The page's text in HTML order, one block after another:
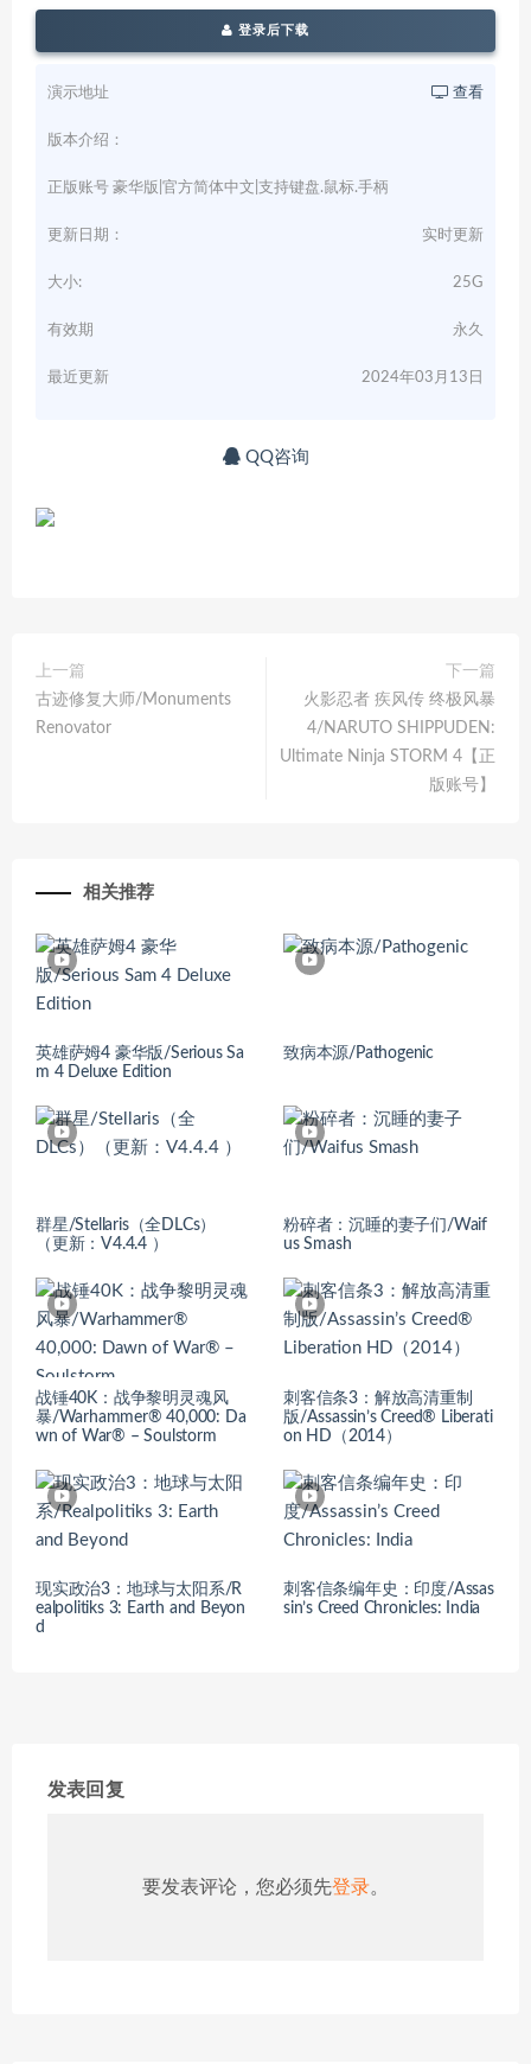
登录后下载
演示地址 查看
版本介绍：
正版账号 豪华版|官方简体中文|支持键盘.鼠标.手柄
更新日期： 实时更新
大小: 25G
有效期 永久
最近更新 2024年03月13日
QQ咨询
上一篇
古迹修复大师/Monuments
Renovator
下一篇
火影忍者 疾风传 终极风暴
4/NARUTO SHIPPUDEN:
Ultimate Ninja STORM 4【正
版账号】
相关推荐
英雄萨姆4 豪华版/Serious Sa
m 4 Deluxe Edition
致病本源/Pathogenic
群星/Stellaris（全DLCs）
（更新：V4.4.4 ）
粉碎者：沉睡的妻子们/Waif
us Smash
战锤40K：战争黎明灵魂风
暴/Warhammer® 40,000: Da
wn of War® – Soulstorm
刺客信条3：解放高清重制
版/Assassin’s Creed® Liberati
on HD（2014）
现实政治3：地球与太阳系/R
ealpolitiks 3: Earth and Beyon
d
刺客信条编年史：印度/Assas
sin’s Creed Chronicles: India
发表回复
要发表评论，您必须先登录。